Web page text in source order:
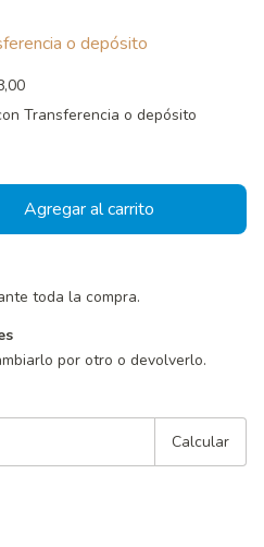
o depósito
Transferencia o depósito
toda la compra.
por otro o devolverlo.
Calcular